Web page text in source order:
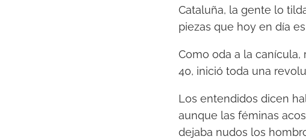
Cataluña, la gente lo
piezas que hoy en día
Como oda a la
40, inició toda una
Los entendidos dicen
aunque las féminas
dejaba nudos los